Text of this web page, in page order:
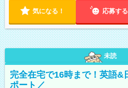
気になる！ 応募する
未読
完全在宅で16時まで！英語&
ポート／